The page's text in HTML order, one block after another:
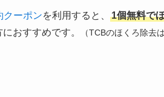
クーポンを利用すると、 1個無料で
におすすめです。 （TCBのほくろ除去